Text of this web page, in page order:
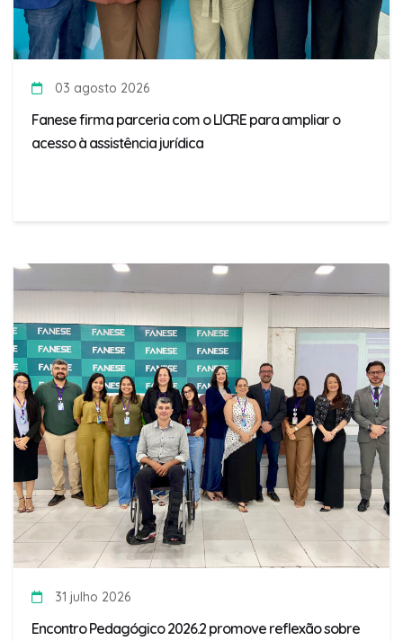
03 agosto 2026
Fanese firma parceria com o LICRE para ampliar o
acesso à assistência jurídica
31 julho 2026
Encontro Pedagógico 2026.2 promove reflexão sobre